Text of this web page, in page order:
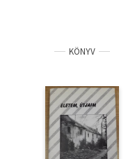
KÖNYV